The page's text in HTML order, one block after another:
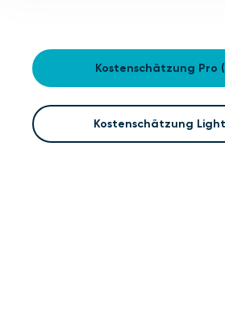
Kostenschätzung Pro
Kostenschätzung Light